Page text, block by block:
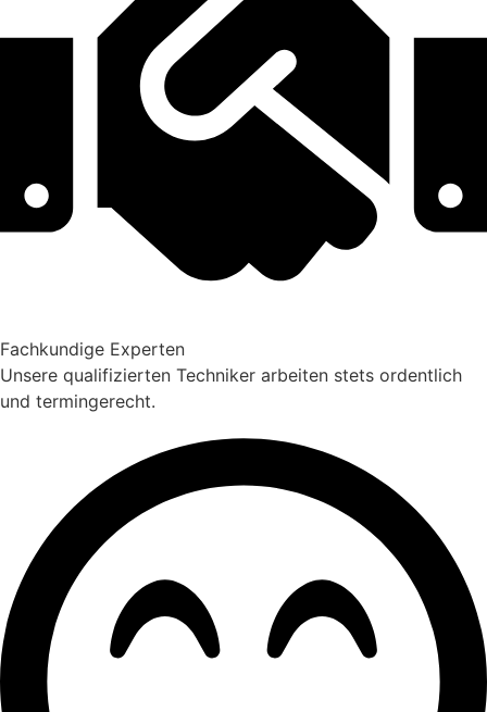
Fachkundige Experten
Unsere qualifizierten Techniker arbeiten stets ordentlich
und termingerecht.